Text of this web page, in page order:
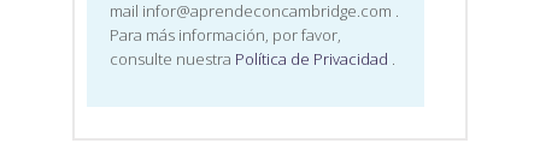
mail infor@aprendeconcambridge.com .
Para más información, por favor,
consulte nuestra Política de Privacidad .